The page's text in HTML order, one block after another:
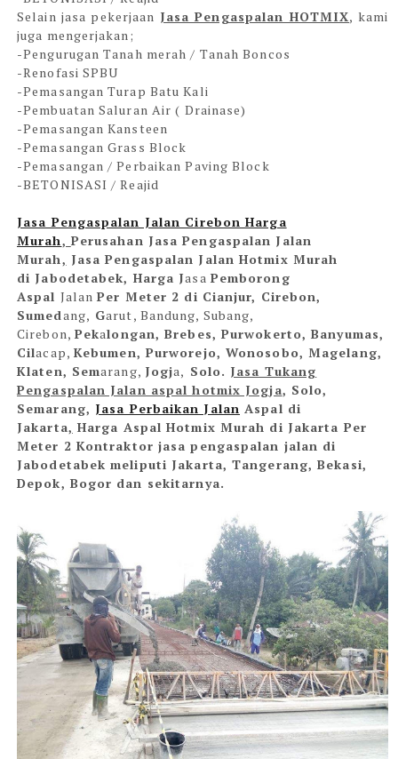
Selain jasa pekerjaan Jasa Pengaspalan HOTMIX, kami
juga mengerjakan;
-Pengurugan Tanah merah / Tanah Boncos
-Renofasi SPBU
-Pemasangan Turap Batu Kali
-Pembuatan Saluran Air ( Drainase)
-Pemasangan Kansteen
-Pemasangan Grass Block
-Pemasangan / Perbaikan Paving Block
-BETONISASI / Reajid
Jasa Pengaspalan Jalan Cirebon Harga
Murah, Perusahan Jasa Pengaspalan Jalan
Murah, Jasa Pengaspalan Jalan Hotmix Murah
di Jabodetabek, Harga Jasa Pemborong
Aspal JalanPer Meter 2 di Cianjur, Cirebon,
Sumedang, Garut, Bandung, Subang,
Cirebon, Pekalongan, Brebes, Purwokerto, Banyumas,
Cilacap, Kebumen, Purworejo, Wonosobo, Magelang,
Klaten, Semarang, Jogja, Solo. Jasa Tukang
Pengaspalan Jalan aspal hotmix Jogja, Solo,
Semarang, Jasa Perbaikan Jalan Aspal di
Jakarta, Harga Aspal Hotmix Murah di Jakarta Per
Meter 2 Kontraktor jasa pengaspalan jalan di
Jabodetabek meliputi Jakarta, Tangerang, Bekasi,
Depok, Bogor dan sekitarnya.